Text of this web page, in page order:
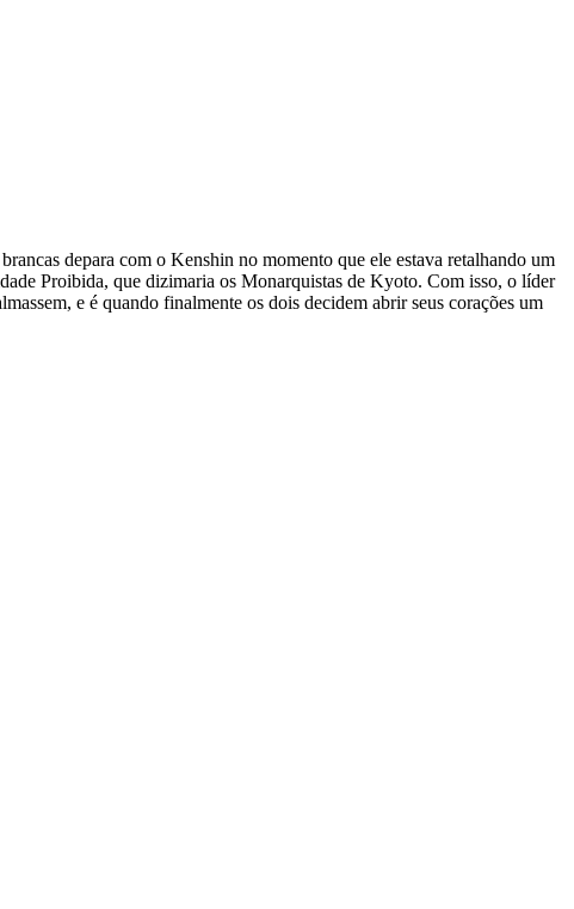
depara com o Kenshin no momento que ele estava retalhando um
Proibida, que dizimaria os Monarquistas de Kyoto. Com isso, o líder
e é quando finalmente os dois decidem abrir seus corações um